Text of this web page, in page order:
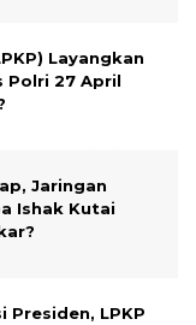
Layangkan
Polri 27 April
Jaringan
Ishak Kutai
Presiden, LPKP